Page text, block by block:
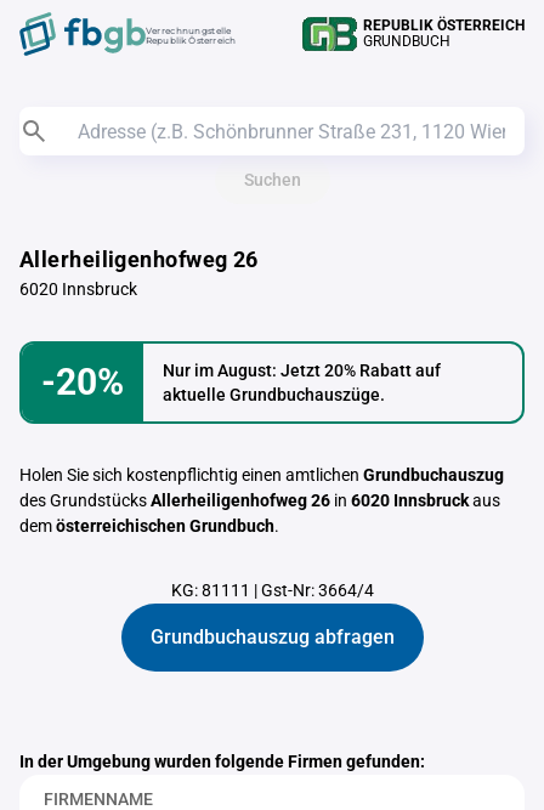
Verrechnungstelle
Republik Österreich
REPUBLIK ÖSTERREICH
GRUNDBUCH
Suchen
Allerheiligenhofweg 26
6020 Innsbruck
-20%
Nur im August: Jetzt 20% Rabatt auf
aktuelle Grundbuchauszüge.
Holen Sie sich kostenpflichtig einen amtlichen Grundbuchauszug
des GrundstücksAllerheiligenhofweg 26 in 6020 Innsbruckaus
demösterreichischen Grundbuch.
KG: 81111 |Gst-Nr: 3664/4
Grundbuchauszug abfragen
In der Umgebung wurden folgende Firmen gefunden:
FIRMENNAME